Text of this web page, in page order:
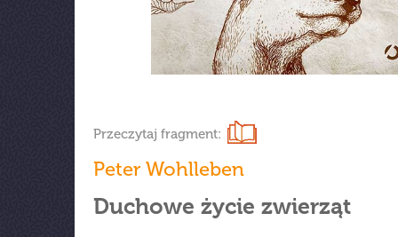
Przeczytaj fragment:
Peter Wohlleben
Duchowe życie zwierząt